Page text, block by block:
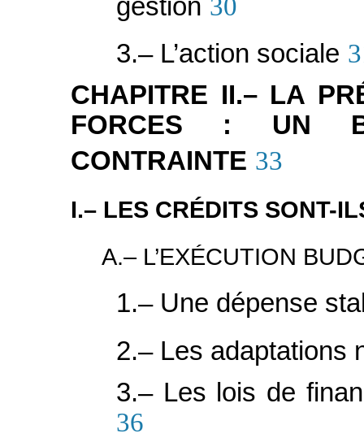
gestion 30
3.– L’action sociale
CHAPITRE II.– LA
FORCES : UN
CONTRAINTE 33
I.– LES CRÉDITS SONT-
A.– L’EXÉCUTION
1.– Une dépense
2.– Les adaptations
3.– Les lois de
36